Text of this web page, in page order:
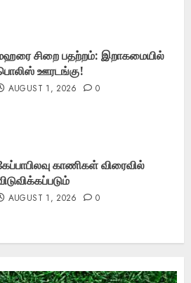
சிறை பதற்றம்: இறாகமையில்
ஊரடங்கு!
AUGUST 1, 2026 0
காணிகள் விரைவில்
AUGUST 1, 2026 0